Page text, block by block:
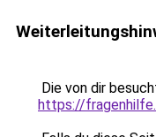
Die von dir
https://